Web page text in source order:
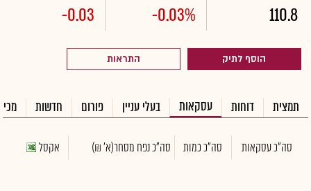
110.8
-0.03%
-0.03
הוסף לתיק התראות
תמצית דוחות עסקאות בעלי עניין פורום חדשות
סה"כ עסקאות סה"כ כמות סה"כ נפח מסחר(א' ₪) אקסל